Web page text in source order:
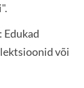
: Edukad
või